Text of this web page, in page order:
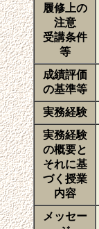
履修上の
注意
受講条件
等
成績評価
の基準等
実務経験
実務経験
の概要と
それに基
づく授業
内容
メッセー